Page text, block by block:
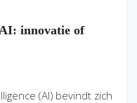
innovatie of
(AI) bevindt zich